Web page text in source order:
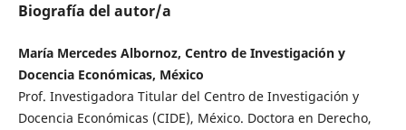
Biografía del autor/a
María Mercedes Albornoz, Centro de Investigación y
Docencia Económicas, México
Prof. Investigadora Titular del Centro de Investigación y
Docencia Económicas (CIDE), México. Doctora en Derecho,